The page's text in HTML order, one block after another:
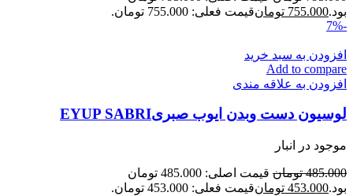
بود.755.000 تومانقیمت فعلی: 755.000 تومان.
-7%
افزودن به سبد خرید
Add to compare
افزودن به علاقه مندی
لوسیون دست وبدن ایوب صبریEYUP SABRI
موجود در انبار
485.000 تومان
قیمت اصلی: 485.000 تومان
بود.453.000 تومانقیمت فعلی: 453.000 تومان.